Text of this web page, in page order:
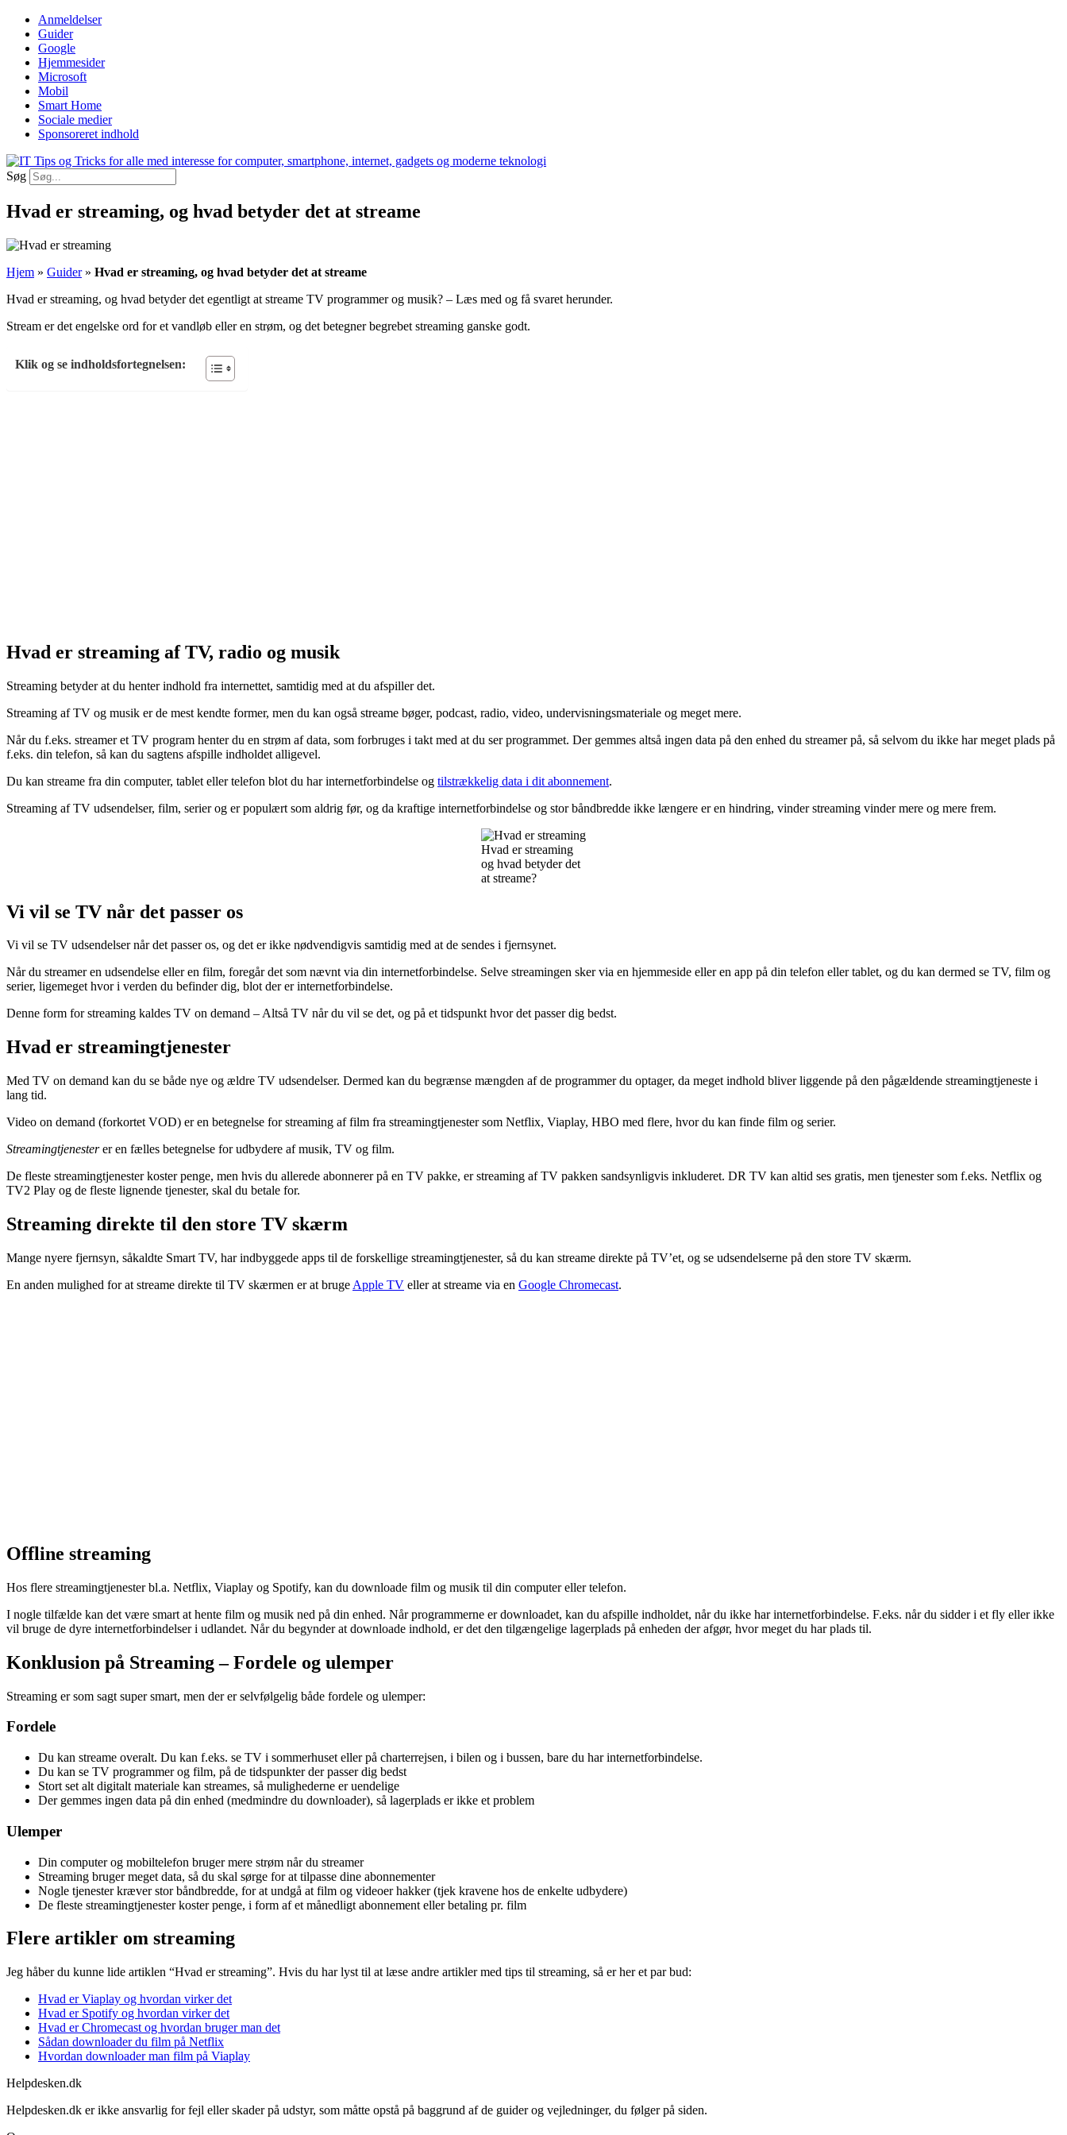
Videre
indhold
Anmeldelser
Guider
Google
Hjemmesider
Microsoft
Mobil
Smart Home
Sociale medier
Sponsoreret indhold
Søg
Hvad er streaming, og hvad betyder det at streame
Hjem » Guider» Hvad er streaming, og hvad betyder det at streame
Hvad er streaming, og hvad betyder det egentligt at streame TV programmer og musik? – Læs med og få svaret herunder.
Stream er det engelske ord for et vandløb eller en strøm, og det betegner begrebet streaming ganske godt.
Klik og se indholdsfortegnelsen:
Hvad er streaming af TV, radio og musik
Streaming betyder at du henter indhold fra internettet, samtidig med at du afspiller det.
Streaming af TV og musik er de mest kendte former, men du kan også streame bøger, podcast, radio, video, undervisningsmateriale og meget mere.
Når du f.eks. streamer et TV program henter du en strøm af data, som forbruges i takt med at du ser programmet. Der gemmes altså ingen data på den enhed du streamer på, så selvom du ikke har meget plads på
f.eks. din telefon, så kan du sagtens afspille indholdet alligevel.
Du kan streame fra din computer, tablet eller telefon blot du har internetforbindelse og tilstrækkelig data i dit abonnement.
Streaming af TV udsendelser, film, serier og er populært som aldrig før, og da kraftige internetforbindelse og stor båndbredde ikke længere er en hindring, vinder streaming vinder mere og mere frem.
Hvad er streaming
og hvad betyder det
at streame?
Vi vil se TV når det passer os
Vi vil se TV udsendelser når det passer os, og det er ikke nødvendigvis samtidig med at de sendes i fjernsynet.
Når du streamer en udsendelse eller en film, foregår det som nævnt via din internetforbindelse. Selve streamingen sker via en hjemmeside eller en app på din telefon eller tablet, og du kan dermed se TV, film og
serier, ligemeget hvor i verden du befinder dig, blot der er internetforbindelse.
Denne form for streaming kaldes TV on demand – Altså TV når du vil se det, og på et tidspunkt hvor det passer dig bedst.
Hvad er streamingtjenester
Med TV on demand kan du se både nye og ældre TV udsendelser. Dermed kan du begrænse mængden af de programmer du optager, da meget indhold bliver liggende på den pågældende streamingtjeneste i
lang tid.
Video on demand (forkortet VOD) er en betegnelse for streaming af film fra streamingtjenester som Netflix, Viaplay, HBO med flere, hvor du kan finde film og serier.
Streamingtjenesterer en fælles betegnelse for udbydere af musik, TV og film.
De fleste streamingtjenester koster penge, men hvis du allerede abonnerer på en TV pakke, er streaming af TV pakken sandsynligvis inkluderet. DR TV kan altid ses gratis, men tjenester som f.eks. Netflix og
TV2 Play og de fleste lignende tjenester, skal du betale for.
Streaming direkte til den store TV skærm
Mange nyere fjernsyn, såkaldte Smart TV, har indbyggede apps til de forskellige streamingtjenester, så du kan streame direkte på TV’et, og se udsendelserne på den store TV skærm.
En anden mulighed for at streame direkte til TV skærmen er at bruge Apple TV eller at streame via en Google Chromecast.
Offline streaming
Hos flere streamingtjenester bl.a. Netflix, Viaplay og Spotify, kan du downloade film og musik til din computer eller telefon.
I nogle tilfælde kan det være smart at hente film og musik ned på din enhed. Når programmerne er downloadet, kan du afspille indholdet, når du ikke har internetforbindelse. F.eks. når du sidder i et fly eller ikke
vil bruge de dyre internetforbindelser i udlandet. Når du begynder at downloade indhold, er det den tilgængelige lagerplads på enheden der afgør, hvor meget du har plads til.
Konklusion på Streaming – Fordele og ulemper
Streaming er som sagt super smart, men der er selvfølgelig både fordele og ulemper:
Fordele
Du kan streame overalt. Du kan f.eks. se TV i sommerhuset eller på charterrejsen, i bilen og i bussen, bare du har internetforbindelse.
Du kan se TV programmer og film, på de tidspunkter der passer dig bedst
Stort set alt digitalt materiale kan streames, så mulighederne er uendelige
Der gemmes ingen data på din enhed (medmindre du downloader), så lagerplads er ikke et problem
Ulemper
Din computer og mobiltelefon bruger mere strøm når du streamer
Streaming bruger meget data, så du skal sørge for at tilpasse dine abonnementer
Nogle tjenester kræver stor båndbredde, for at undgå at film og videoer hakker (tjek kravene hos de enkelte udbydere)
De fleste streamingtjenester koster penge, i form af et månedligt abonnement eller betaling pr. film
Flere artikler om streaming
Jeg håber du kunne lide artiklen “Hvad er streaming”. Hvis du har lyst til at læse andre artikler med tips til streaming, så er her et par bud:
Hvad er Viaplay og hvordan virker det
Hvad er Spotify og hvordan virker det
Hvad er Chromecast og hvordan bruger man det
Sådan downloader du film på Netflix
Hvordan downloader man film på Viaplay
Helpdesken.dk
Helpdesken.dk er ikke ansvarlig for fejl eller skader på udstyr, som måtte opstå på baggrund af de guider og vejledninger, du følger på siden.